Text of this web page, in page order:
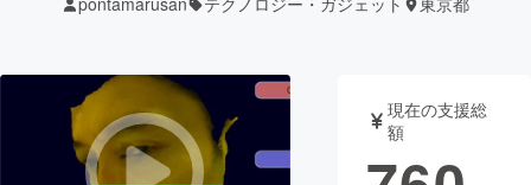
ジェクト
ターン
ジェクト
ロジェクト
されます
アート・写真 音楽
テクノロジー・ガジェット ゲーム・サ
現在の支援総
額